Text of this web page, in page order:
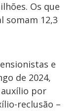
Os que
somam 12,3
e
de 2024,
por
reclusão –